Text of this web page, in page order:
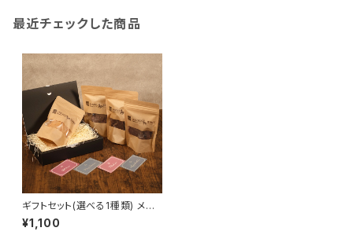
最近チェックした商品
ギフトセット(選べる1種類) メッ
セージカード&オリジナルギフト
BOX付き
¥1,100